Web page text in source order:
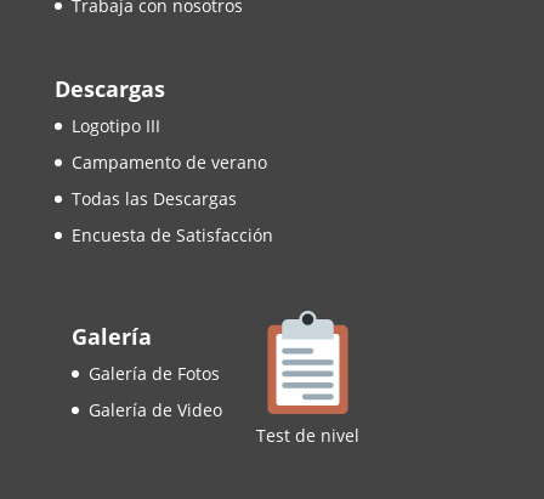
Trabaja con nosotros
Descargas
Logotipo III
Campamento de verano
Todas las Descargas
Encuesta de Satisfacción
Galería
Galería de Fotos
Galería de Video
Test de nivel